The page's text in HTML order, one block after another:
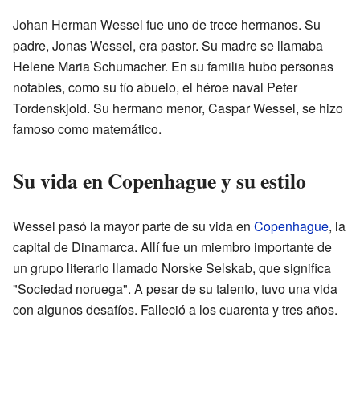
Johan Herman Wessel fue uno de trece hermanos. Su
padre, Jonas Wessel, era pastor. Su madre se llamaba
Helene Maria Schumacher. En su familia hubo personas
notables, como su tío abuelo, el héroe naval Peter
Tordenskjold. Su hermano menor, Caspar Wessel, se hizo
famoso como matemático.
Su vida en Copenhague y su estilo
Wessel pasó la mayor parte de su vida en Copenhague, la
capital de Dinamarca. Allí fue un miembro importante de
un grupo literario llamado Norske Selskab, que significa
"Sociedad noruega". A pesar de su talento, tuvo una vida
con algunos desafíos. Falleció a los cuarenta y tres años.